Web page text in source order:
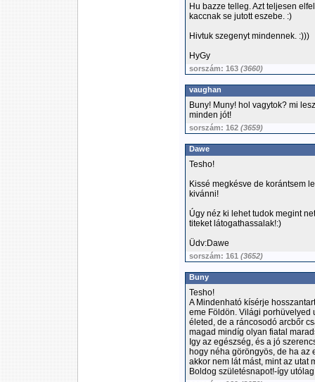
Hu bazze telleg. Azt teljesen
kaccnak se jutott eszebe. :)
Hivtuk szegenyt mindennek. :)))
HyGy
sorszám: 163 (3660)
vaughan
Buny! Muny! hol vagytok? mi
minden jót!
sorszám: 162 (3659)
Dawe
Tesho!
Kissé megkésve de korántsem
kivánni!
Úgy néz ki lehet tudok megint
titeket látogathassalak!:)
Üdv:Dawe
sorszám: 161 (3652)
Buny
Tesho!
A Mindenható kísérje
eme Földön. Világi porhüvelyed
életed, de a ráncosodó arcbőr
magad mindíg olyan fiatal
Igy az egészség, és a jó
hogy néha göröngyös, de ha
akkor nem lát mást, mint az utat
Boldog születésnapot!-így